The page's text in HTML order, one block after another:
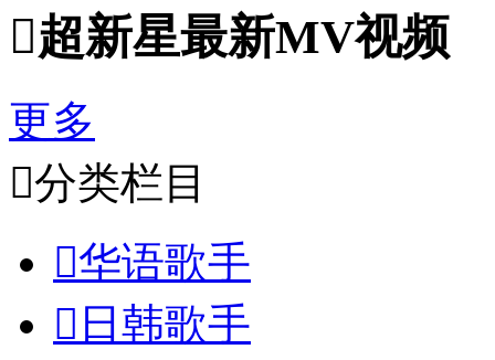
超新星最新MV视频
更多
分类栏目
华语歌手
 日韩歌手